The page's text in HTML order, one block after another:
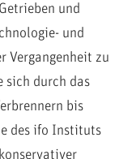
und
und
Vergangenheit zu
sich durch das
bis
des ifo Instituts